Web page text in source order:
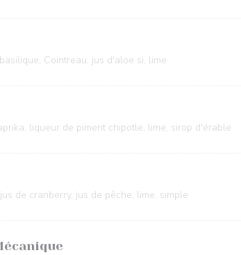
Cointreau, jus d'aloe si, lime
liqueur de piment chipotle, lime, sirop d'érable
de cranberry, jus de pêche, lime, simple